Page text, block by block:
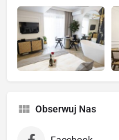
Obserwuj Nas